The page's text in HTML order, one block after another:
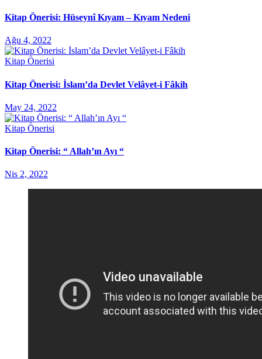
Kitap Önerisi: Hüseynî Kıyam – Kıyam Nedeni
Ağu 4, 2022
Kitap Önerisi
Kitap Önerisi: İslam’da Devlet Velâyet-i Fâkih
May 24, 2022
Kitap Önerisi
Kitap Önerisi: “ Allah’ın Ayı “
Nis 2, 2022